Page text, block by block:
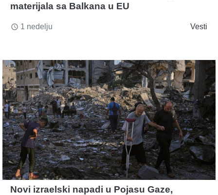
materijala sa Balkana u EU
access_time 1 nedelju Vesti
Novi izraelski napadi u Pojasu Gaze,